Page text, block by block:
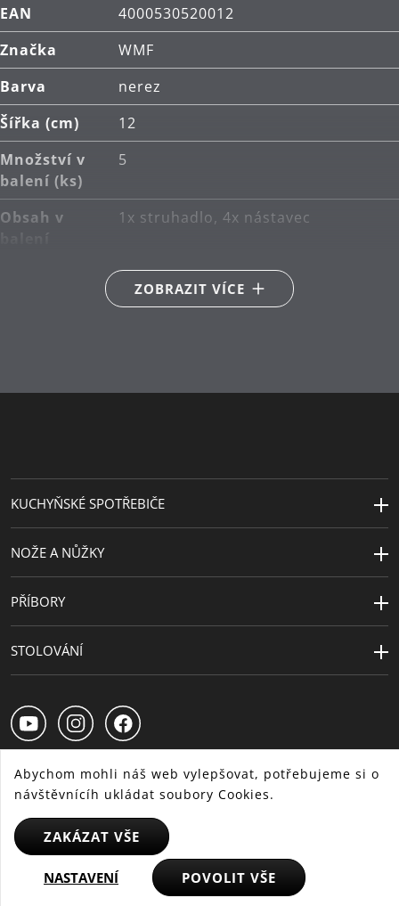
EAN
4000530520012
Značka
WMF
Barva
nerez
Šířka (cm)
12
Množství v
balení (ks)
5
Obsah v
1x struhadlo, 4x nástavec
nerezová ocel Cromargan® 18/10
Délka (cm)
18
design
Design Center Stuttgart 1992
ZOBRAZIT VÍCE
KUCHYŇSKÉ SPOTŘEBIČE
NOŽE A NŮŽKY
PŘÍBORY
STOLOVÁNÍ
© 2025 WMF - Všechna práva vyhrazena
Abychom mohli náš web vylepšovat, potřebujeme si o
návštěvnícíh ukládat soubory Cookies.
ZAKÁZAT VŠE
NASTAVENÍ POVOLIT VŠE